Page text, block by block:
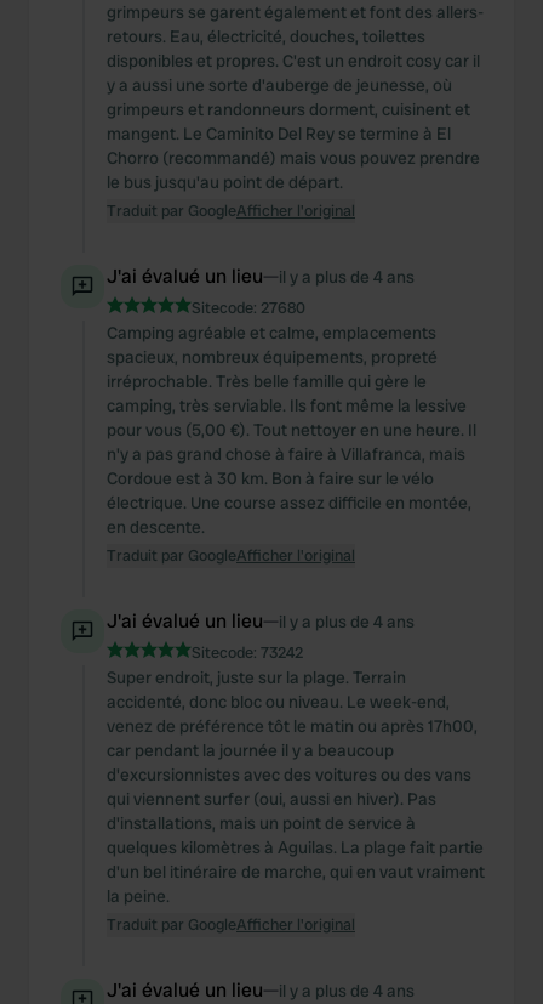
grimpeurs se garent également et font des allers-
retours. Eau, électricité, douches, toilettes
disponibles et propres. C'est un endroit cosy car il
y a aussi une sorte d'auberge de jeunesse, où
grimpeurs et randonneurs dorment, cuisinent et
mangent. Le Caminito Del Rey se termine à El
Chorro (recommandé) mais vous pouvez prendre
le bus jusqu'au point de départ.
Traduit par GoogleAfficher l'original
J'ai évalué un lieu—il y a plus de 4 ans
Sitecode: 27680
Camping agréable et calme, emplacements
spacieux, nombreux équipements, propreté
irréprochable. Très belle famille qui gère le
camping, très serviable. Ils font même la lessive
pour vous (5,00 €). Tout nettoyer en une heure. Il
n'y a pas grand chose à faire à Villafranca, mais
Cordoue est à 30 km. Bon à faire sur le vélo
électrique. Une course assez difficile en montée,
en descente.
Traduit par GoogleAfficher l'original
J'ai évalué un lieu—il y a plus de 4 ans
Sitecode: 73242
Super endroit, juste sur la plage. Terrain
accidenté, donc bloc ou niveau. Le week-end,
venez de préférence tôt le matin ou après 17h00,
car pendant la journée il y a beaucoup
d'excursionnistes avec des voitures ou des vans
qui viennent surfer (oui, aussi en hiver). Pas
d'installations, mais un point de service à
quelques kilomètres à Aguilas. La plage fait partie
d'un bel itinéraire de marche, qui en vaut vraiment
la peine.
Traduit par GoogleAfficher l'original
J'ai évalué un lieu—il y a plus de 4 ans